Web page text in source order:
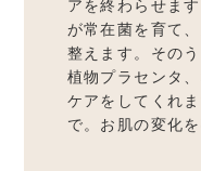
アを終わらせま
が常在菌を育て
整えます。その
植物プラセンタ
ケアをしてくれ
で。お肌の変化